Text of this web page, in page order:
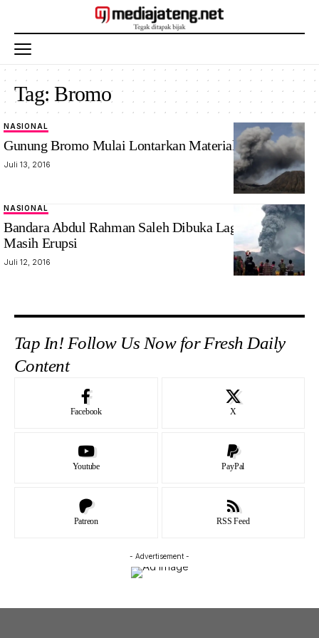
Tag:Bromo
NASIONAL
Gunung Bromo Mulai Lontarkan Material Pijar
Juli 13, 2016
NASIONAL
Bandara Abdul Rahman Saleh Dibuka Lagi,Bromo
Masih Erupsi
Juli 12, 2016
Tap In! Follow Us Now for Fresh Daily
Content
Facebook X
Youtube PayPal
Patreon RSS Feed
- Advertisement -